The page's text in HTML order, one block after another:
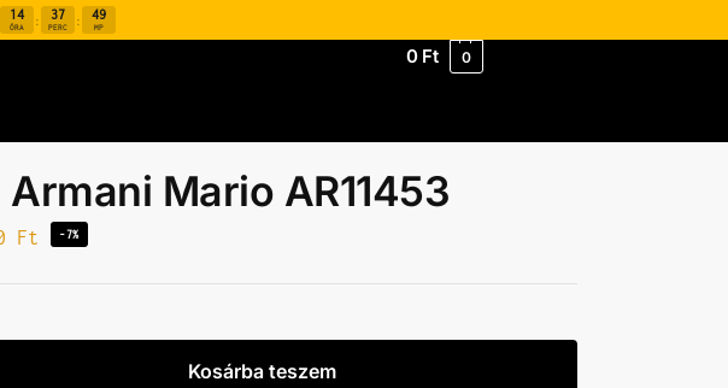
14
ÓRA : 37
PERC : 48
MP
0 Ft 0
Mario AR11453
Ft -7%
Kosárba teszem